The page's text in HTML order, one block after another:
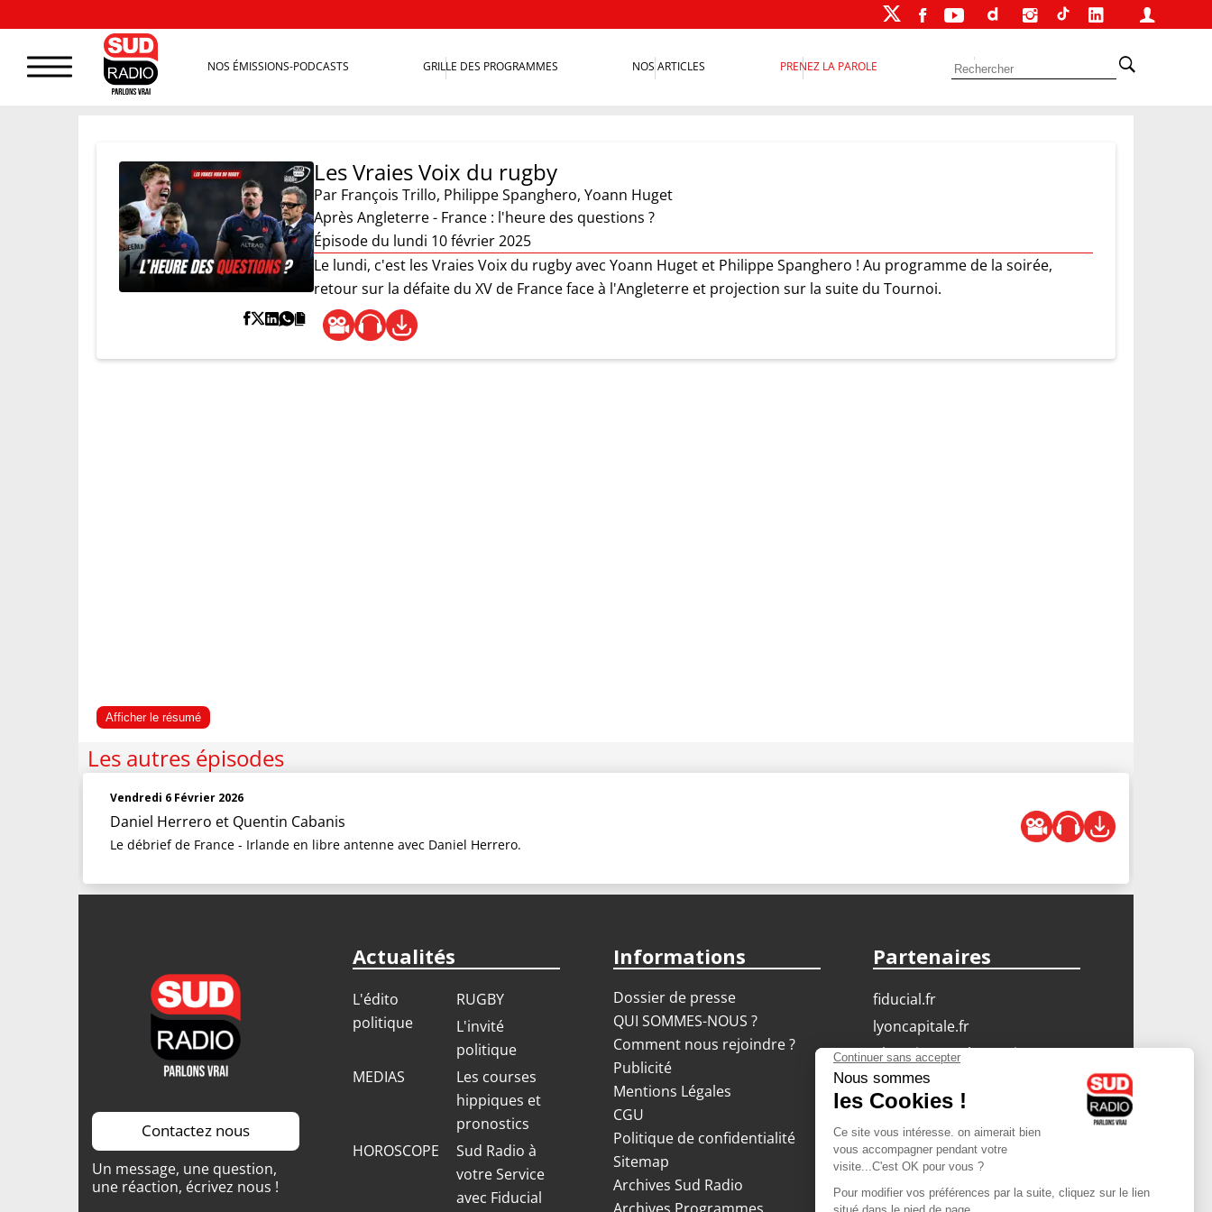
NOS ÉMISSIONS-PODCASTS GRILLE DES PROGRAMMES NOS ARTICLES PRENEZ LA PAROLE
Les Vraies Voix du rugby
Par François Trillo, Philippe Spanghero, Yoann Huget
Après Angleterre - France : l'heure des questions ?
Épisode du lundi 10 février 2025
Le lundi, c'est les Vraies Voix du rugby avec Yoann Huget et Philippe Spanghero ! Au programme de la soirée,
retour sur la défaite du XV de France face à l'Angleterre et projection sur la suite du Tournoi.
Afficher le résumé
Les autres épisodes
Vendredi 6 Février 2026
Daniel Herrero et Quentin Cabanis
Le débrief de France - Irlande en libre antenne avec Daniel Herrero.
Contactez nous
Un message, une question,
une réaction, écrivez nous !
Actualités
L'édito
politique
RUGBY
L'invité
politique
MEDIAS
Les courses
hippiques et
pronostics
HOROSCOPE
Sud Radio à
votre Service
avec Fiducial
Informations
Dossier de presse
QUI SOMMES-NOUS ?
Comment nous rejoindre ?
Publicité
Mentions Légales
CGU
Politique de confidentialité
Sitemap
Archives Sud Radio
Partenaires
fiducial.fr
lyoncapitale.fr
olympique-et-lyonnais.com
L'application Iphone
/ Android
Téléchargez l'application